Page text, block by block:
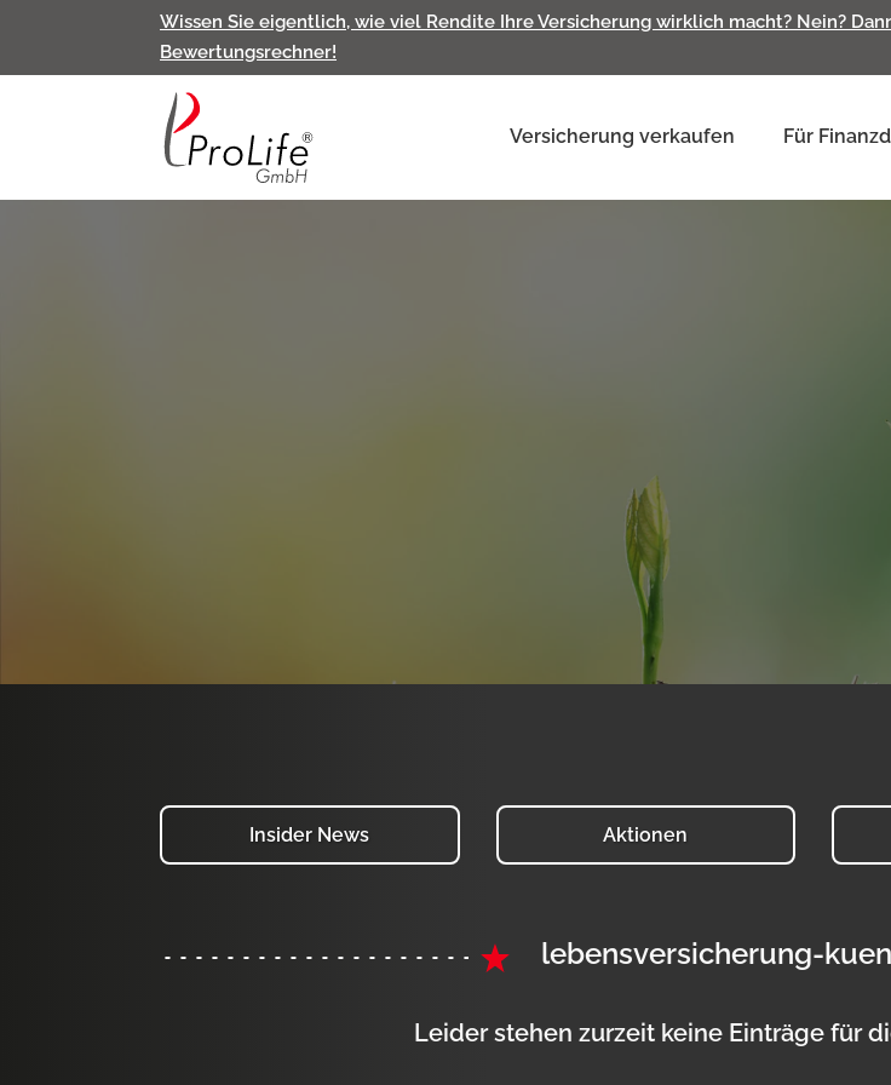
Wissen Sie eigentlich, wie viel Rendite Ihre Versicherung wirklich macht? Nein?
Bewertungsrechner!
Versicherung verkaufen Für
Insider News Aktionen
lebensversicherung-
Leider stehen zurzeit keine Einträge für